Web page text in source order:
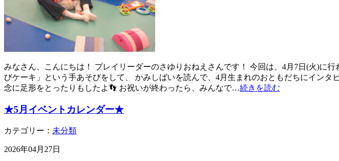
みなさん、こんにちは！ プレイリーダーのさゆりおねえさんです！ 今回は、4月7日(火)に
びケーキ」という手あそびをして、 かみしばいを読んで、4月生まれのおともだちにイン
念に足形をとったりもしたよ👣 お祝いが終わったら、みんなで…続きを読む
★5月イベントカレンダー★
カテゴリー： 未分類
2026年04月27日